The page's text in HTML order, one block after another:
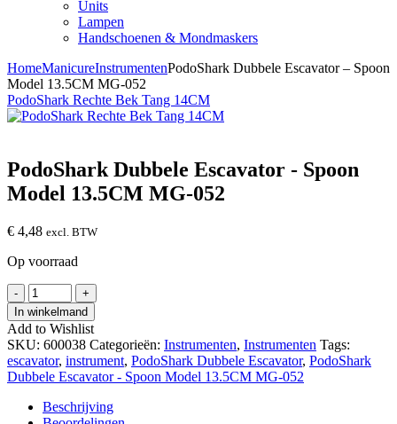
Units
Lampen
Handschoenen & Mondmaskers
HomeManicureInstrumentenPodoShark Dubbele Escavator – Spoon
Model 13.5CM MG-052
PodoShark Rechte Bek Tang 14CM
PodoShark Dubbele Escavator - Spoon
Model 13.5CM MG-052
€ 4,48 excl. BTW
Op voorraad
-
PodoShark
Dubbele
Escavator
-
Spoon
Model
13.5CM
MG-
052
+
In winkelmand
Add to Wishlist
SKU: 600038 Categorieën: Instrumenten, Instrumenten Tags:
escavator, instrument, PodoShark Dubbele Escavator, PodoShark
Dubbele Escavator - Spoon Model 13.5CM MG-052
Beschrijving